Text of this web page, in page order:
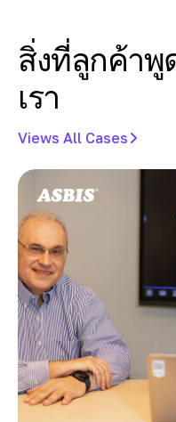
สิ่งที่ลูกค้าพู
เรา
Views All Cases